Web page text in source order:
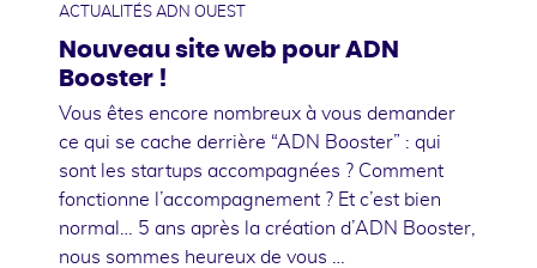
ACTUALITÉS ADN OUEST
Nouveau site web pour ADN
Booster !
Vous êtes encore nombreux à vous demander
ce qui se cache derrière “ADN Booster” : qui
sont les startups accompagnées ? Comment
fonctionne l’accompagnement ? Et c’est bien
normal… 5 ans après la création d’ADN Booster,
nous sommes heureux de vous …